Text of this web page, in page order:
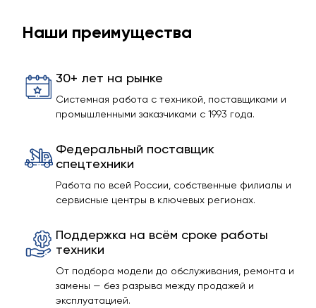
Наши преимущества
30+ лет на рынке
Системная работа с техникой, поставщиками и
промышленными заказчиками с 1993 года.
Федеральный поставщик
спецтехники
Работа по всей России, собственные филиалы и
сервисные центры в ключевых регионах.
Поддержка на всём сроке работы
техники
От подбора модели до обслуживания, ремонта и
замены — без разрыва между продажей и
эксплуатацией.